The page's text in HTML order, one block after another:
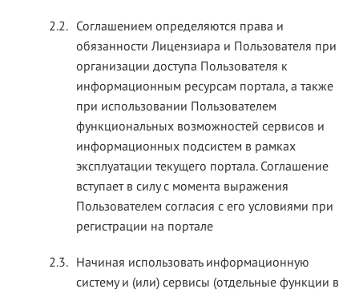
2.2. Соглашением определяются права и
обязанности Лицензиара и Пользователя при
организации доступа Пользователя к
информационным ресурсам портала, а также
при использовании Пользователем
функциональных возможностей сервисов и
информационных подсистем в рамках
эксплуатации текущего портала. Соглашение
вступает в силу с момента выражения
Пользователем согласия с его условиями при
регистрации на портале
2.3. Начиная использовать информационную
систему и (или) сервисы (отдельные функции в